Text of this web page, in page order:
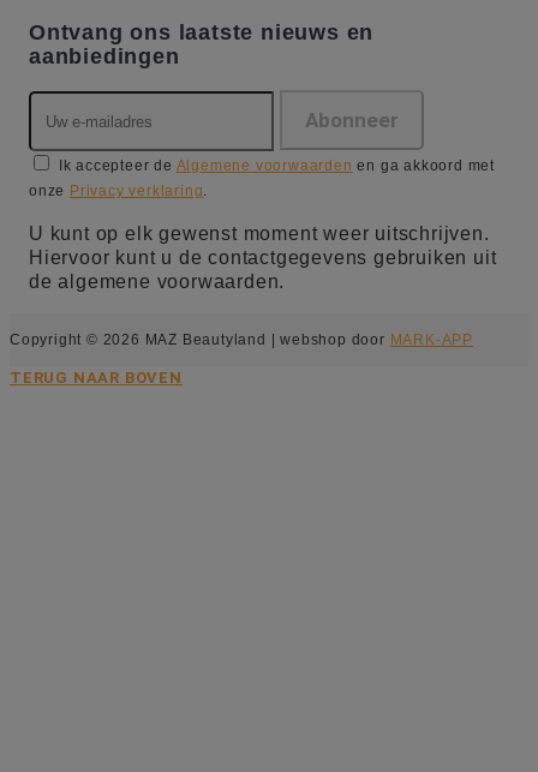
Ontvang ons laatste nieuws en
aanbiedingen
Ik accepteer de Algemene voorwaarden en ga akkoord met
onze Privacy verklaring.
U kunt op elk gewenst moment weer uitschrijven.
Hiervoor kunt u de contactgegevens gebruiken uit
de algemene voorwaarden.
Copyright © 2026 MAZ Beautyland | webshop door MARK-APP
TERUG NAAR BOVEN